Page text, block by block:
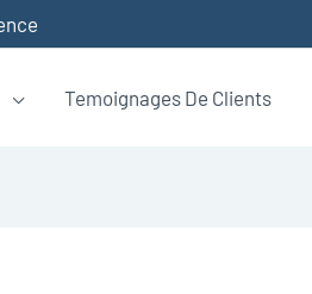
Temoignages De Clients